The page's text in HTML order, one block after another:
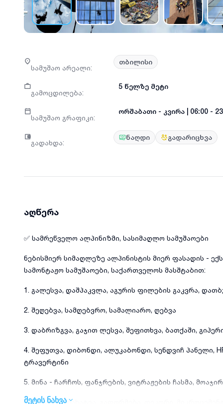
სამუშაო არეალი:
თბილისი
გამოცდილება:
5 წელზე მეტი
სამუშაო გრაფიკი:
ორშაბათი - კვირა 06:00 -
გადახდა:
ნაღდი გადარიცხვა
აღწერა
✅ სამრეწველო ალპინიზმი, სასიმაღლო სამუშაოები
ნებისმიერ სიმაღლეზე ალპინისტის მიერ ფასადის -
სამონტაჟო სამუშაოები, საქართველოს მასშტაბით:
1. გალესვა, დაშპაკვლა, აგურის ფილების გაკვრა,
2. შეღებვა, სამღებვრო, სამალიარო, ღებვა
3. დაბრიზგვა, გაჯით ლესვა, შეფითხვა, ბათქაში,
4. შეფუთვა, დიბონდი, ალუკაბონდი, სენდვიჩ პანელი,
ტრავერტინი
5. მინა - ჩარჩოს, ფანჯრების, ვიტრაჟების ჩასმა,
6. მოხატვა, დახატვა, გაფორმება, დეკორი,
მეტის ნახვა